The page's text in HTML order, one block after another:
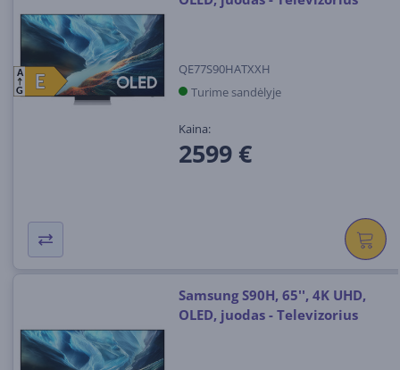
E
E
A
G
QE77S90HATXXH
Turime sandėlyje
Kaina:
2599 €
Samsung S90H, 65'', 4K UHD,
OLED, juodas - Televizorius